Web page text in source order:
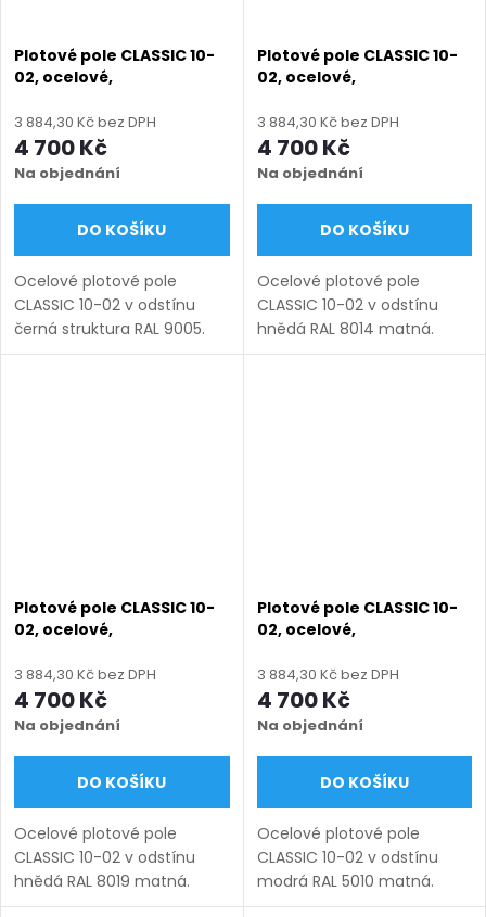
Plotové pole CLASSIC 10-
02, ocelové,
(šířka 100–3300 mm,
výška 450–1750 mm),
černá struktura RAL 9005
3 884,30 Kč bez DPH
4 700 Kč
Na objednání
DO KOŠÍKU
Ocelové plotové pole
CLASSIC 10-02 v odstínu
černá struktura RAL 9005.
Bezúdržbová ocel (žárový
Plotové pole CLASSIC 10-
02, ocelové,
(šířka 100–3300 mm,
výška 450–1750 mm),
hnědá RAL 8014 matná
3 884,30 Kč bez DPH
4 700 Kč
Na objednání
DO KOŠÍKU
Ocelové plotové pole
CLASSIC 10-02 v odstínu
hnědá RAL 8014 matná.
Bezúdržbová ocel (žárový
Plotové pole CLASSIC 10-
02, ocelové,
(šířka 100–3300 mm,
výška 450–1750 mm),
hnědá RAL 8019 matná
3 884,30 Kč bez DPH
4 700 Kč
Na objednání
DO KOŠÍKU
Ocelové plotové pole
CLASSIC 10-02 v odstínu
hnědá RAL 8019 matná.
Bezúdržbová ocel (žárový
Plotové pole CLASSIC 10-
02, ocelové,
(šířka 100–3300 mm,
výška 450–1750 mm),
modrá RAL 5010 matná
3 884,30 Kč bez DPH
4 700 Kč
Na objednání
DO KOŠÍKU
Ocelové plotové pole
CLASSIC 10-02 v odstínu
modrá RAL 5010 matná.
Bezúdržbová ocel (žárový